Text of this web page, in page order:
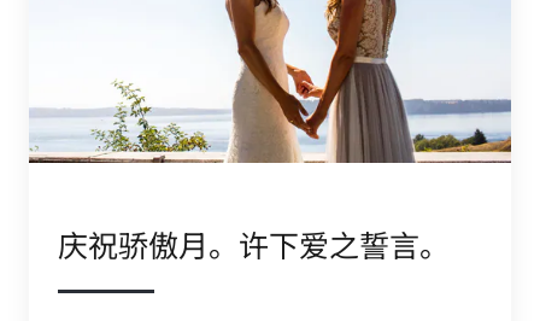
庆祝骄傲月。许下爱之誓言。